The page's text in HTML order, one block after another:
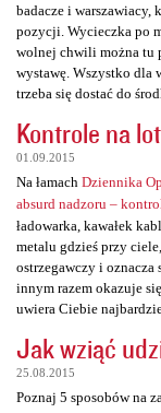
badacze i
pozycji. Wycieczka po
wolnej chwili można tu
wystawę. Wszystko dla
trzeba się dostać do
Kontrole na
01.09.2015
Na łamach Dziennika
absurd nadzoru –
ładowarka, kawałek
metalu gdzieś przy
ostrzegawczy i oznacza
innym razem okazuje
uwiera Ciebie
Jak wziąć
25.08.2015
Poznaj 5 sposobów na